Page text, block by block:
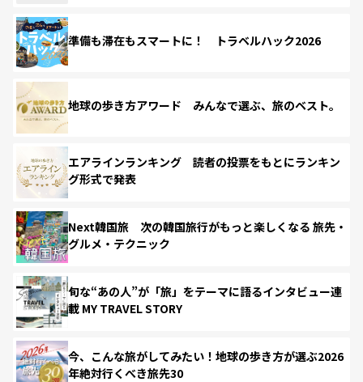
準備も滞在もスマートに！ トラベルハック2026
地球の歩き方アワード みんなで選ぶ、旅のベスト。
エアラインランキング 読者の投票をもとにランキン
グ形式で発表
Next韓国旅 次の韓国旅行がもっと楽しくなる 旅先・
グルメ・テクニック
旬な“あの人”が「旅」をテーマに語るインタビュー連
載 MY TRAVEL STORY
今、こんな旅がしてみたい！地球の歩き方が選ぶ2026
年絶対行くべき旅先30